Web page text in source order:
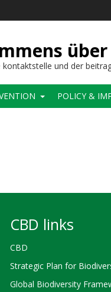
kontaktstelle und der
POLICY &
CBD links
CBD
Strategic Plan for
Global Biodiversity